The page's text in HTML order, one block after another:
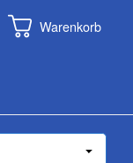
Warenkorb